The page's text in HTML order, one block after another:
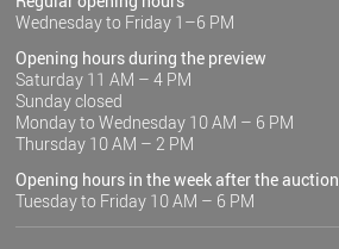
Wednesday to Friday 1–6 PM
Opening hours during the preview
Saturday 11 AM – 4 PM
Sunday closed
Monday to Wednesday 10 AM – 6 PM
Thursday 10 AM – 2 PM
Opening hours in the week after the auction
Tuesday to Friday 10 AM – 6 PM